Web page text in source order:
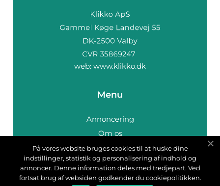
web: www.klikko.dk
Menu
Annoncering
Om os
Cookies
Kontakt os
Sitemap
På vores website bruges cookies til at huske dine
indstillinger, statistik og personalisering af indhold og
annoncer. Denne information deles med tredjepart. Ved
fortsat brug af websiden godkender du cookiepolitikken.